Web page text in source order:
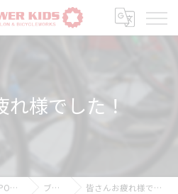
様でした！
群馬県伊勢崎の自転車ならPOWER-KIDS ブログ 皆さんお疲れ様でした！